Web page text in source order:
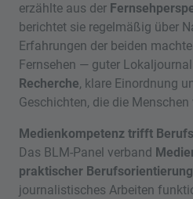
erzählte aus der
berichtet sie regelmäßig über
Erfahrungen der beiden
Fernsehen — guter
Recherche, klare Einordnung
Geschichten, die die
Medienkompetenz trifft
Das BLM-Panel verband
praktischer Berufsorientierung
journalistisches Arbeiten